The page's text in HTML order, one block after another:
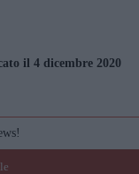
il 4 dicembre 2020